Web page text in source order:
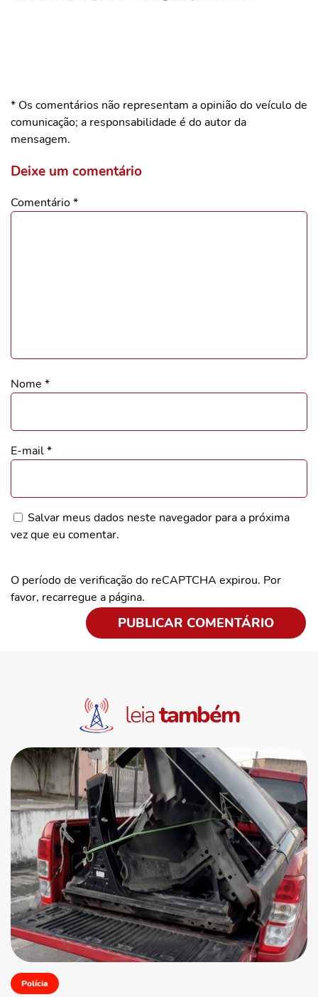
* Os comentários não representam a opinião do veículo de
comunicação; a responsabilidade é do autor da
mensagem.
Deixe um comentário
Comentário*
Nome *
E-mail*
Salvar meus dados neste navegador para a próxima
vez que eu comentar.
O período de verificação do reCAPTCHA expirou. Por
favor, recarregue a página.
leiatambém
Polícia